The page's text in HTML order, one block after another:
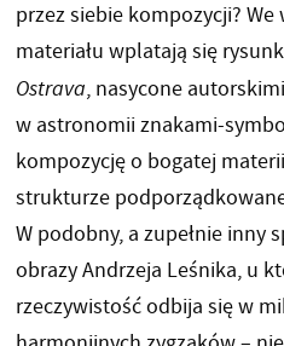
przez siebie kompozycji? We
materiału wplatają się
Ostrava, nasycone
w astronomii znakami-
kompozycję o bogatej
strukturze
W podobny, a zupełnie inny
obrazy Andrzeja Leśnika, u
rzeczywistość odbija się w